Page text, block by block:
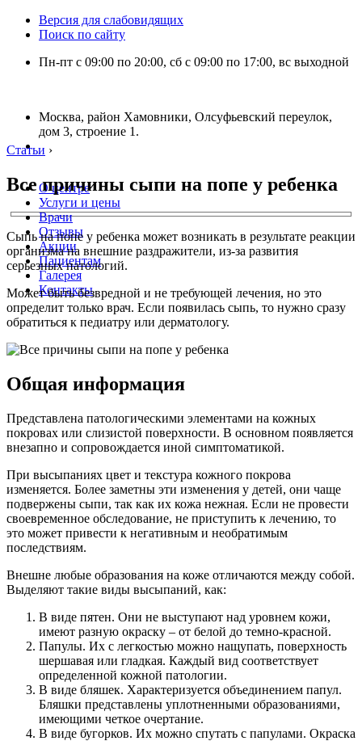
Версия для слабовидящих
Поиск по сайту
Пн-пт с 09:00 по 20:00, сб с 09:00 по 17:00, вс выходной
Москва, район Хамовники, Олсуфьевский переулок,
дом 3, строение 1.
О центре
Услуги и цены
Врачи
Отзывы
Акции
Пациентам
Галерея
Контакты
Статьи ›
Все причины сыпи на попе у ребенка
Сыпь на попе у ребенка может возникать в результате реакции
организма на внешние раздражители, из-за развития
серьезных патологий.
Может быть безвредной и не требующей лечения, но это
определит только врач. Если появилась сыпь, то нужно сразу
обратиться к педиатру или дерматологу.
Общая информация
Представлена патологическими элементами на кожных
покровах или слизистой поверхности. В основном появляется
внезапно и сопровождается иной симптоматикой.
При высыпаниях цвет и текстура кожного покрова
изменяется. Более заметны эти изменения у детей, они чаще
подвержены сыпи, так как их кожа нежная. Если не провести
своевременное обследование, не приступить к лечению, то
это может привести к негативным и необратимым
последствиям.
Внешне любые образования на коже отличаются между собой.
Выделяют такие виды высыпаний, как:
В виде пятен. Они не выступают над уровнем кожи,
имеют разную окраску – от белой до темно-красной.
Папулы. Их с легкостью можно нащупать, поверхность
шершавая или гладкая. Каждый вид соответствует
определенной кожной патологии.
В виде бляшек. Характеризуется объединением папул.
Бляшки представлены уплотненными образованиями,
имеющими четкое очертание.
В виде бугорков. Их можно спутать с папулами. Окраска